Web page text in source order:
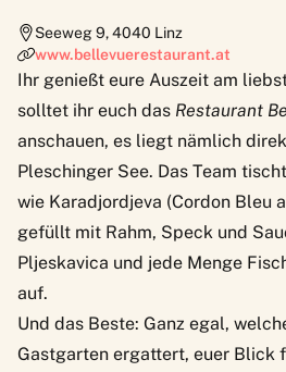
Seeweg 9,4040 Linz
www.bellevuerestaurant.at
Ihr genießt eure Auszeit am
solltet ihr euch das Restaurant
anschauen, es liegt nämlich
Pleschinger See. Das Team
wie Karadjordjeva (Cordon Bleu
gefüllt mit Rahm, Speck und
Pljeskavica und jede Menge
auf.
Und das Beste: Ganz egal,
Gastgarten ergattert, euer Blick